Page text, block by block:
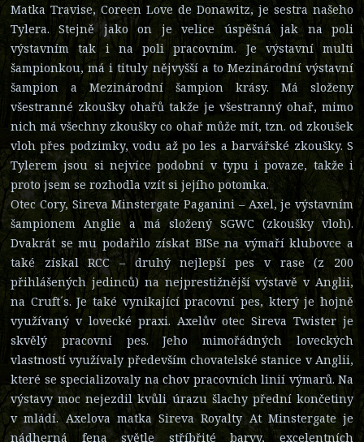
Matka Travise, Coreen Love de Donawitz, je sestra našeho
Tylera. Stejně jako on je velice úspěšná jak na poli
výstavním tak i na poli pracovním. Je výstavní multi
šampionkou, má i tituly nějvyšší a to Mezinárodní výstavní
šampion a Mezinárodní šampion krásy. Má složeny
všestranné zkoušky ohařů takže je všestranný ohař, mimo
nich má všechny zkoušky co ohař může mít, tzn. od zkoušek
vloh přes podzimky, vodu až po les a barvářské zkoušky. S
Tylerem jsou si nejvíce podobní v typu i povaze, takže i
proto jsem se rozhodla vzít si jejího potomka.
Otec Cory, Sireva Minstergate Paganini – Axel, je výstavním
šampionem Anglie a má složený SGWC (zkoušky vloh).
Dvakrát se mu podařilo získat BISe na výmaří klubovce a
také získal RCC – druhý nejlepší pes v rase (z 200
přihlášených jedinců) na nejprestižnější výstavě v Anglii,
na Cruft´s. Je také vynikající pracovní pes, který je hojně
využívaný v lovecké praxi. Axelův otec Sireva Twister je
skvělý pracovní pes. Jeho mimořádných loveckých
vlastností využívaly především chovatelské stanice v Anglii,
které se specializovaly na chov pracovních linií výmarů. Na
výstavy moc nejezdil kvůli úrazu šlachy přední končetiny
v mládí. Axelova matka Sireva Royalty At Minstergate je
nádherná fena světle stříbřité barvy, excelentních